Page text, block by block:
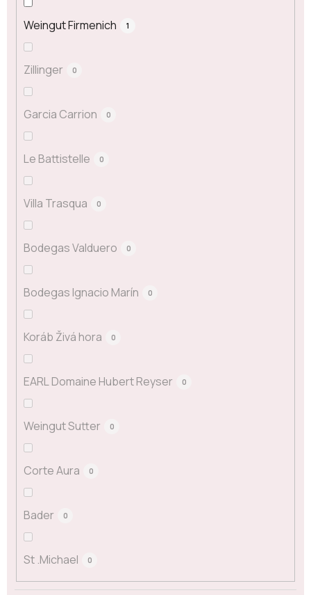
Weingut Firmenich 1
Zillinger 0
Garcia Carrion 0
Le Battistelle 0
Villa Trasqua 0
Bodegas Valduero 0
Bodegas Ignacio Marín 0
Koráb Živá hora 0
EARL Domaine Hubert Reyser 0
Weingut Sutter 0
Corte Aura 0
Bader 0
St .Michael 0